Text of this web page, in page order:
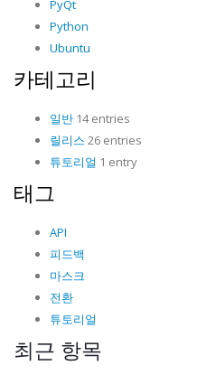
PyQt
Python
Ubuntu
카테고리
일반 14 entries
릴리스 26 entries
튜토리얼 1 entry
태그
API
피드백
마스크
전환
튜토리얼
최근 항목